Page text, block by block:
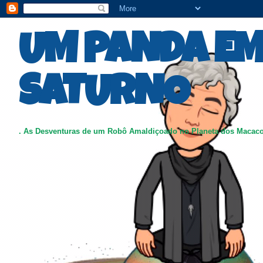
UM PANDA
SATURNO
. As Desventuras de um Robô Amaldiçoado no Planeta dos